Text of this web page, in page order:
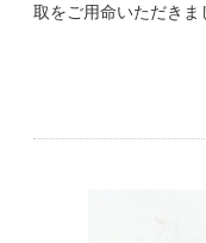
取をご用命いただき